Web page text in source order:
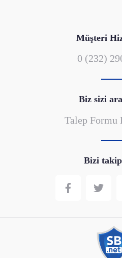
Müşteri
0 (232)
Biz sizi
Talep Formu
Bizi